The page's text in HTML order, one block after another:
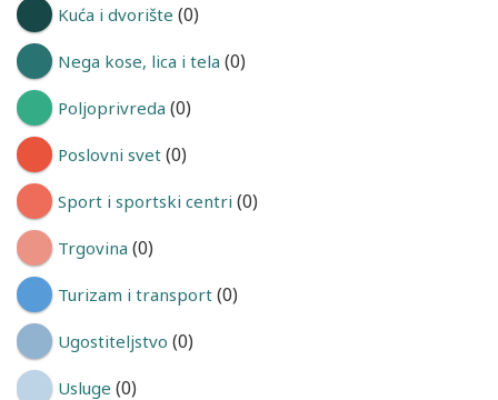
Kuća i dvorište (0)
Nega kose, lica i tela (0)
Poljoprivreda (0)
Poslovni svet (0)
Sport i sportski centri (0)
Trgovina (0)
Turizam i transport (0)
Ugostiteljstvo (0)
Usluge (0)